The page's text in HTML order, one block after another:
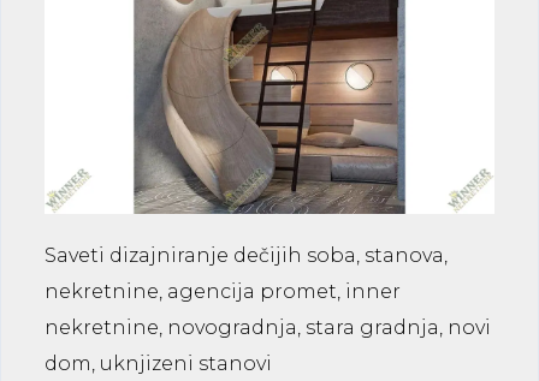
Saveti dizajniranje dečijih soba, stanova,
nekretnine, agencija promet, inner
nekretnine, novogradnja, stara gradnja, novi
dom, uknjizeni stanovi